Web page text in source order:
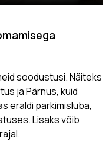
soodustusi. Näiteks
ja Pärnus, kuid
eraldi parkimisluba,
Lisaks võib